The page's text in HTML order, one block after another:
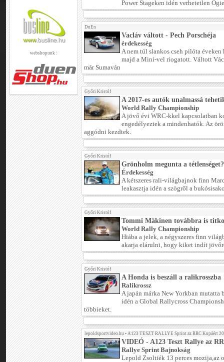
webshopunk :
Power Stageken idén verhetetlen
DuEn
Vacláv váltott - Pech Porschéja
érdekesség
A nem túl slankos cseh pilóta
majd a Mini-vel riogatott. Váltott
már Sumaván
Győri Kristóf
A 2017-es autók unalmassá
World Rally Championship
A jövő évi WRC-kkel kapcsolatban
engedélyeztek a mindenhatók. Az
aggódni kezdtek.
Győri Kristóf
Grönholm megunta a tétlenséget?
Érdekesség
A kétszeres rali-világbajnok finn
leakasztja idén a szögről a
Győri Kristóf
Tommi Mäkinen továbbra is
World Rally Championship
Hiába a jelek, a négyszeres finn
akarja elárulni, hogy kiket indít
Győri Kristóf
A Honda is beszáll a ralikrosszba
Ralikrossz
A japán márka New Yorkban
idén a Global Rallycross
többieket.
lepoldsportvideo.hu • A123 TESZT RALLYE Sprint az RRC Kupáért
VIDEÓ - A123 Teszt Rallye az
Rallye Sprint Bajnokság
Lepold Zsoltiék 13 perces mozija,az